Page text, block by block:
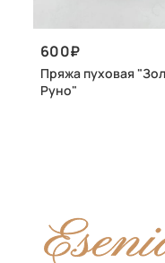
600
Пряжа пуховая
Руно"